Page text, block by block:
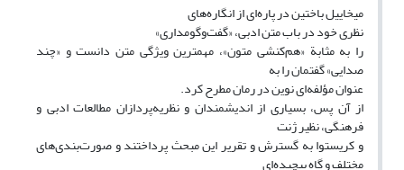
میخاییل باختین در پاره‌ای از انگاره‌های
نظری خود در باب متن ادبی، «گفت‌وگومداری»
را به‌ مثابة «هم‌کنشی متون»، مهمترین ویژگی متن دانست و «چند
صدایی» گفتمان را به
‌عنوان مؤلفه‌ای نوین در رمان مطرح کرد.
از آن پس، بسیاری از اندیشمندان و نظریه‌پردازان مطالعات ادبی و
فرهنگی، نظیر ژنت
و کریستوا به‌ گسترش و تقریر این مبحث پرداختند و صورت‌بندی‌های
مختلف و گاه پیچیده‌ای